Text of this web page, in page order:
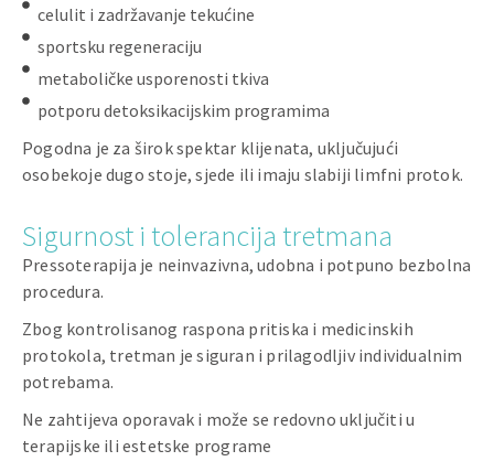
celulit i zadržavanje tekućine
sportsku regeneraciju
metaboličke usporenosti tkiva
potporu detoksikacijskim programima
Pogodna je za širok spektar klijenata, uključujući
osobekoje dugo stoje, sjede ili imaju slabiji limfni protok.
Sigurnost i tolerancija tretmana
Pressoterapija je neinvazivna, udobna i potpuno bezbolna
procedura.
Zbog kontrolisanog raspona pritiska i medicinskih
protokola, tretman je siguran i prilagodljiv individualnim
potrebama.
Ne zahtijeva oporavak i može se redovno uključiti u
terapijske ili estetske programe